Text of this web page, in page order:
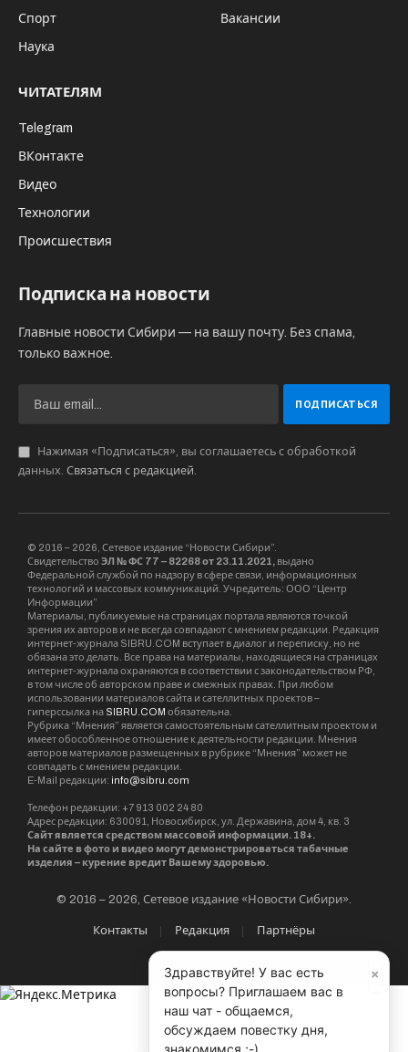
Спорт
Наука
Вакансии
ЧИТАТЕЛЯМ
Telegram
ВКонтакте
Видео
Технологии
Происшествия
Подписка на новости
Главные новости Сибири — на вашу почту. Без спама,
только важное.
Нажимая «Подписаться», вы соглашаетесь с обработкой
данных. Связаться с редакцией.
© 2016 – 2026, Сетевое издание “Новости Сибири”.
Свидетельство ЭЛ № ФС 77 – 82268 от 23.11.2021, выдано
Федеральной службой по надзору в сфере связи, информационных
технологий и массовых коммуникаций. Учредитель: ООО “Центр
Информации”
Материалы, публикуемые на страницах портала являются точкой
зрения их авторов и не всегда совпадают с мнением редакции. Редакция
интернет-журнала SIBRU.COM вступает в диалог и переписку, но не
обязана это делать. Все права на материалы, находящиеся на страницах
интернет-журнала охраняются в соответствии с законодательством РФ,
в том числе об авторском праве и смежных правах. При любом
использовании материалов сайта и сателлитных проектов –
гиперссылка на SIBRU.COM обязательна.
Рубрика “Мнения” является самостоятельным сателлитным проектом и
имеет обособленное отношение к деятельности редакции. Мнения
авторов материалов размещенных в рубрике “Мнения” может не
совпадать с мнением редакции.
E-Mail редакции: info@sibru.com
Телефон редакции: +7 913 002 24 80
Адрес редакции: 630091, Новосибирск, ул. Державина, дом 4, кв. 3
Сайт является средством массовой информации. 18+.
На сайте в фото и видео могут демонстрироваться табачные
изделия – курение вредит Вашему здоровью.
© 2016 – 2026, Сетевое издание «Новости Сибири».
Контакты Редакция Партнёры
×
Здравствуйте! У вас есть
вопросы? Приглашаем вас в
наш чат - общаемся,
обсуждаем повестку дня,
знакомимся ;-)